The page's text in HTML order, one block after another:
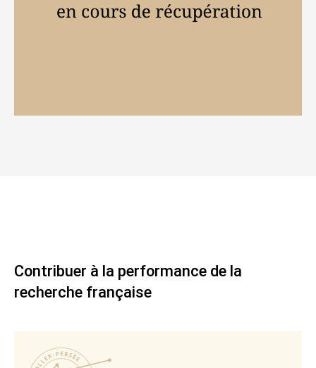
Contribuer à la performance de la
recherche française